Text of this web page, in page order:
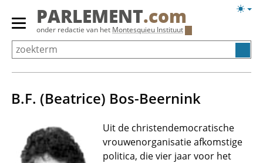
Overslaan
Primair
menu
tonen/verbergen
PARLEMENT.com
onder redactie van het Montesquieu Instituut
B.F. (Beatrice) Bos-Beernink
Uit de christendemocratische
vrouwenorganisatie afkomstige
politica, die vier jaar voor het